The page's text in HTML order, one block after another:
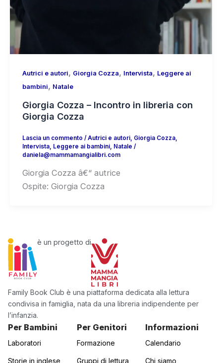
Autrici e autori, Giorgia Cozza, Intervista, Leggere ai
bambini, Natale
Giorgia Cozza – Incontro in libreria con
Giorgia Cozza
Lascia un commento / Autrici e autori, Giorgia Cozza,
Intervista, Leggere ai bambini, Natale /
daniela@mammamangialibri.com
Giorgia Cozza â€“ autrice
Ospite: Giorgia Cozza
è un progetto di
Family Book Club è una piattaforma dedicata alla lettura
condivisa in famiglia, nata da una libreria indipendente per
l’infanzia.
Per Bambini
Laboratori
Storie in inglese
Per Genitori
Formazione
Gruppi di lettura
Informazioni
Calendario
Chi siamo